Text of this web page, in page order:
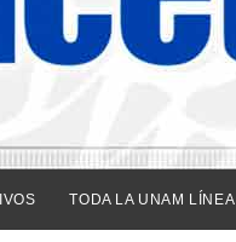
TODA LA UNAM LÍNEA